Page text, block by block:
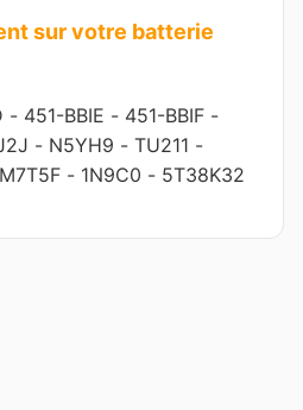
sur votre batterie
- 451-BBIE - 451-BBIF -
- N5YH9 - TU211 -
- 1N9C0 - 5T38K32